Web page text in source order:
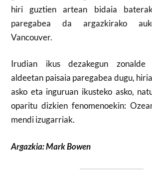
hiri guztien artean bidaia
paregabea da argazkirako
Vancouver.
Irudian ikus dezakegun
aldeetan paisaia paregabea dugu,
asko eta inguruan ikusteko asko,
oparitu dizkien fenomenoekin:
mendi izugarriak.
Argazkia: Mark Bowen